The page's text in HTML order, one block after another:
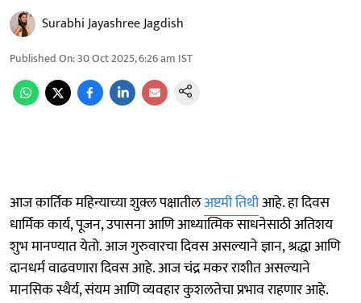
Surabhi Jayashree Jagdish
Published On:30 Oct 2025, 6:26 am IST
आज कार्तिक महिन्याच्या शुक्ल पक्षातीलअष्टमी तिथीआहे. हा दिवस
धार्मिक कार्य, पूजन, उपासना आणि आध्यात्मिक साधनेसाठी अतिशय
शुभ मानण्यात येतो. आज गुरुवारचा दिवस असल्याने ज्ञान, श्रद्धा आणि
दानधर्म वाढवणारा दिवस आहे. आज चंद्र मकर राशीत असल्याने
मानसिक स्थैर्य, संयम आणि व्यवहार कुशलतेचा प्रभाव राहणार आहे.